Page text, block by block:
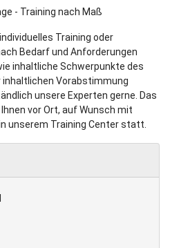
- Training nach Maß
Training oder
Bedarf und Anforderungen
inhaltliche Schwerpunkte des
inhaltlichen Vorabstimmung
unsere Experten gerne. Das
vor Ort, auf Wunsch mit
unserem Training Center statt.